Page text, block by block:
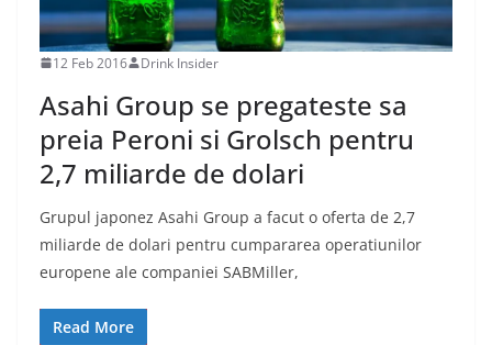
12 Feb 2016 Drink Insider
Asahi Group se pregateste sa
preia Peroni si Grolsch pentru
2,7 miliarde de dolari
Grupul japonez Asahi Group a facut o oferta de 2,7
miliarde de dolari pentru cumpararea operatiunilor
europene ale companiei SABMiller,
Read More